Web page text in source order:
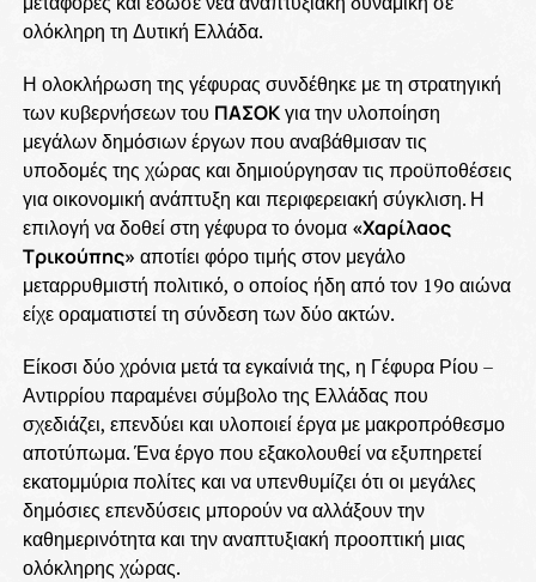
ολόκληρη τη Δυτική Ελλάδα.
Η ολοκλήρωση της γέφυρας συνδέθηκε με τη στρατηγική
των κυβερνήσεων του ΠΑΣΟΚγια την υλοποίηση
μεγάλων δημόσιων έργων που αναβάθμισαν τις
υποδομές της χώρας και δημιούργησαν τις προϋποθέσεις
για οικονομική ανάπτυξη και περιφερειακή σύγκλιση. Η
επιλογή να δοθεί στη γέφυρα το όνομα «Χαρίλαος
Τρικούπης» αποτίει φόρο τιμής στον μεγάλο
μεταρρυθμιστή πολιτικό, ο οποίος ήδη από τον 19ο αιώνα
είχε οραματιστεί τη σύνδεση των δύο ακτών.
Είκοσι δύο χρόνια μετά τα εγκαίνιά της, η Γέφυρα Ρίου –
Αντιρρίου παραμένει σύμβολο της Ελλάδας που
σχεδιάζει, επενδύει και υλοποιεί έργα με μακροπρόθεσμο
αποτύπωμα. Ένα έργο που εξακολουθεί να εξυπηρετεί
εκατομμύρια πολίτες και να υπενθυμίζει ότι οι μεγάλες
δημόσιες επενδύσεις μπορούν να αλλάξουν την
καθημερινότητα και την αναπτυξιακή προοπτική μιας
ολόκληρης χώρας.